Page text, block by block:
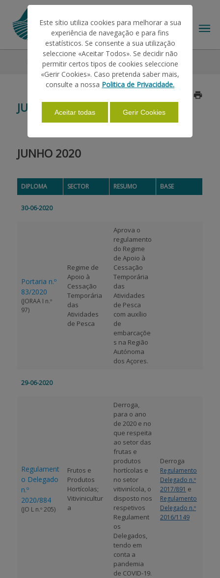
AJUDAS/APOIOS
INFORMAÇÕES
PAGAMENTOS
Entrar / Registar
Legislação 2020 Junho
JUNHO
JUNHO 2020
DIPLOMA SECTOR RESUMO BASE
30-06-2020
Portaria n.º
83/2020
(JORAA I n.º
97)
Regime de
Apoio à
Cessação
Temporária
das
Atividades
de Pesca
Aprova o
regulamento
do Regime
de Apoio à
Cessação
Temporária
das
Atividades
de Pesca
com auxílio
de
embarcaçõe
s na Região
Autónoma
dos Açores.
29-06-2020
Regulament
o Delegado
n.º
2020/884
(JO L n.º 205)
Frutos e
Produtos
Hortícolas;
Vitivinicultur
a
Derroga,
para o ano
de 2020 e no
que respeita
ao setor das
frutas e
produtos
hortícolas e
no setor
vitivinícola, o
disposto nos
respetivos
Regulament
os
Delegados,
tendo em
conta a
pandemia
de COVID-19.
Derroga
Regulamento
Delegado n.º
2017/891 e
Regulamento
Delegado n.º
2016/1149
Este sítio utiliza cookies para melhorar a sua
experiência de navegação e para fins
estatísticos. Se consente a sua utilização
seleccione «Aceitar Todos». Se decidir não
permitir certos tipos de cookies seleccione
«Gerir Cookies». Caso pretenda saber mais,
consulte a nossa Politica de Privacidade.
Aceitar todas Gerir Cookies